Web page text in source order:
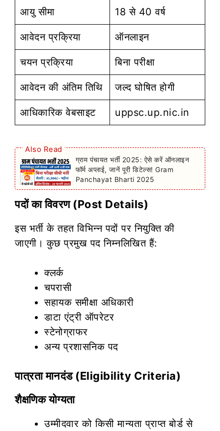
आयु सीमा 18 से 40 वर्ष
आवेदन प्रक्रिया ऑनलाइन
चयन प्रक्रिया बिना परीक्षा
आवेदन की अंतिम तिथि जल्द घोषित होगी
आधिकारिक वेबसाइट uppsc.up.nic.in
Also Read
ग्राम पंचायत भर्ती 2025: ऐसे करें ऑनलाइन
फॉर्म अप्लाई, जानें पूरी डिटेल्स! Gram
Panchayat Bharti 2025
पदों का विवरण (Post Details)
इस भर्ती के तहत विभिन्न पदों पर नियुक्ति की
जाएगी। कुछ प्रमुख पद निम्नलिखित हैं:
क्लर्क
चपरासी
सहायक समीक्षा अधिकारी
डाटा एंट्री ऑपरेटर
स्टेनोग्राफर
अन्य प्रशासनिक पद
पात्रता मानदंड (Eligibility Criteria)
शैक्षणिक योग्यता
उम्मीदवार को किसी मान्यता प्राप्त बोर्ड से